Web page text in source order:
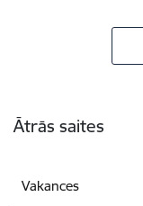
Ātrās saites
Vakances